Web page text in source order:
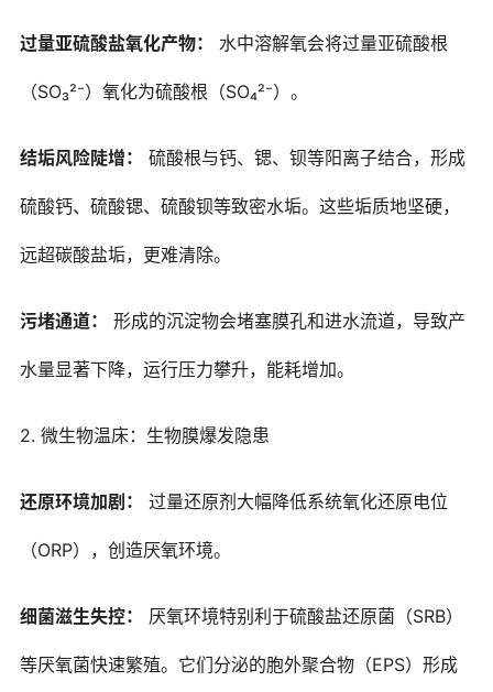
过量亚硫酸盐氧化产物： 水中溶解氧会将过量亚硫酸根
（SO₃²⁻）氧化为硫酸根（SO₄²⁻）。
结垢风险陡增： 硫酸根与钙、锶、钡等阳离子结合，形成
硫酸钙、硫酸锶、硫酸钡等致密水垢。这些垢质地坚硬，
远超碳酸盐垢，更难清除。
污堵通道： 形成的沉淀物会堵塞膜孔和进水流道，导致产
水量显著下降，运行压力攀升，能耗增加。
2. 微生物温床：生物膜爆发隐患
还原环境加剧： 过量还原剂大幅降低系统氧化还原电位
（ORP），创造厌氧环境。
细菌滋生失控： 厌氧环境特别利于硫酸盐还原菌（SRB）
等厌氧菌快速繁殖。它们分泌的胞外聚合物（EPS）形成